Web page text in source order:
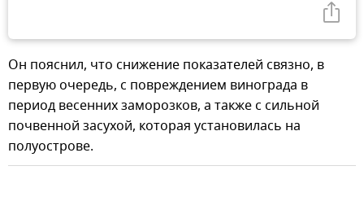
Он пояснил, что снижение показателей связно, в
первую очередь, с повреждением винограда в
период весенних заморозков, а также с сильной
почвенной засухой, которая установилась на
полуострове.